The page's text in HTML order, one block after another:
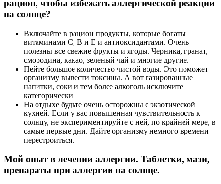
рацион, чтобы избежать аллергической реакции
на солнце?
Включайте в рацион продукты, которые богаты
витаминами С, В и Е и антиоксидантами. Очень
полезны все свежие фрукты и ягоды. Черника, гранат,
смородина, какао, зеленый чай и многие другие.
Пейте большое количество чистой воды. Это поможет
организму вывести токсины. А вот газированные
напитки, соки и тем более алкоголь исключите
категорически.
На отдыхе будьте очень осторожны с экзотической
кухней. Если у вас повышенная чувствительность к
солнцу, не экспериментируйте с ней, по крайней мере, в
самые первые дни. Дайте организму немного времени
перестроиться.
Мой опыт в лечении аллергии. Таблетки, мази,
препараты при аллергии на солнце.